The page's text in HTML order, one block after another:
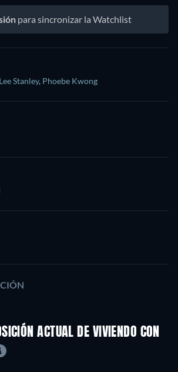
para sincronizar la Watchlist
Stanley, Phoebe Kwong
ACTUAL DE VIVIENDO CON